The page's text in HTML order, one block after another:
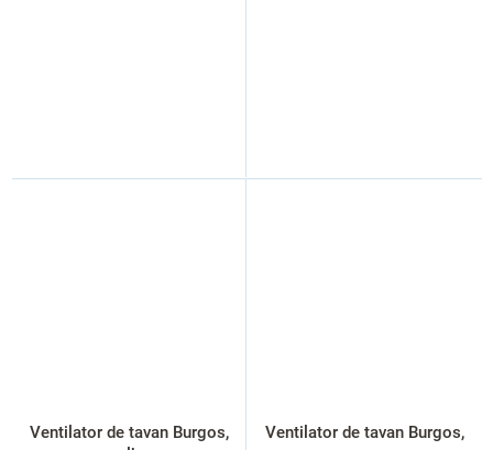
Ventilator de tavan Burgos,
Ventilator de tavan Burgos,